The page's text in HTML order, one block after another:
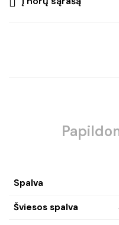
Spalva
Šviesos spalva